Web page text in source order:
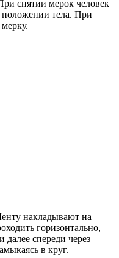
снятии мерок человек
тела. При
накладывают на
горизонтально,
спереди через
в круг.